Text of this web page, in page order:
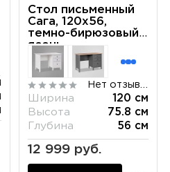
Стол письменный
Сага, 120х56,
темно-бирюзовый/
ясень
Ширина
120 см
Высота
75.8 см
Глубина
56 см
12 999 руб.